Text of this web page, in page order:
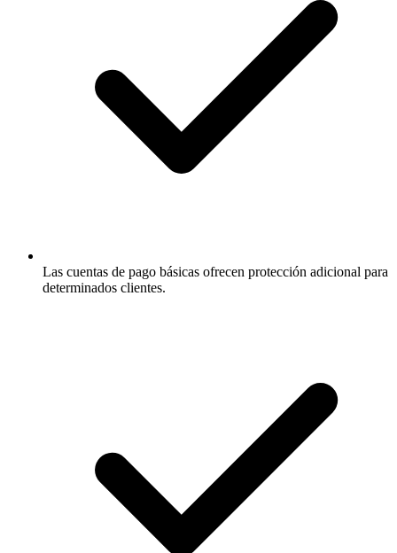
Las cuentas de pago básicas ofrecen protección adicional para
determinados clientes.